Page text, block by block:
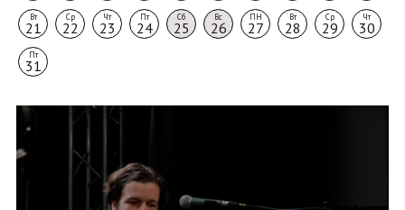
Вт
21
Ср
22
Чт
23
Пт
24
Сб
25
Вс
26
ПН
27
Вт
28
Ср
29
Чт
30
Пт
31